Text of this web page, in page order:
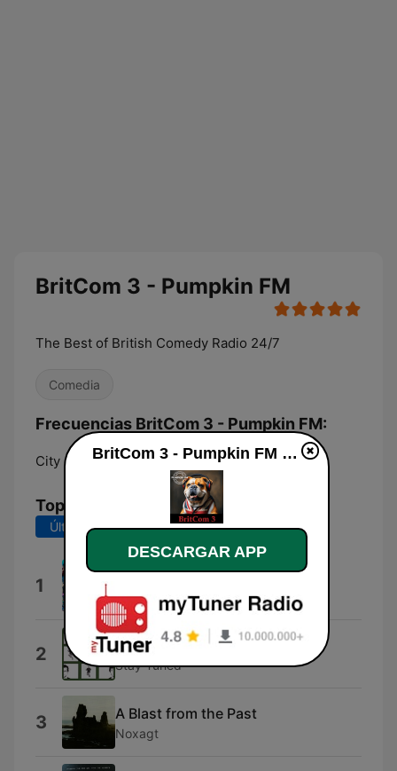
BritCom 3 - Pumpkin FM
The Best of British Comedy Radio 24/7
Comedia
Frecuencias BritCom 3 - Pumpkin FM:
City of London: Online
Top Canciones
Últimos 7 días Últimos 30 días
1 Blast From the Past
Blast From the Past
2 This Song Is For You
Stay Tuned
3 A Blast from the Past
Noxagt
BritCom 3 - Pumpkin FM online
DESCARGAR APP